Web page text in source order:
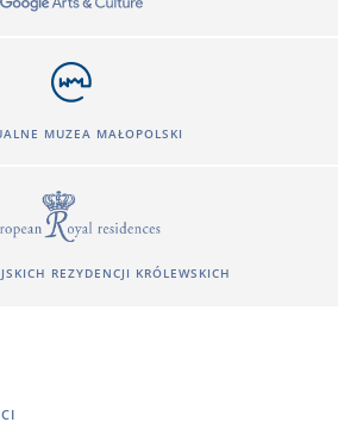
MUZEA MAŁOPOLSKI
REZYDENCJI KRÓLEWSKICH